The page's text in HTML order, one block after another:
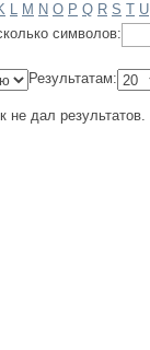
L M N O P Q R S T U
символов:
Результатам:
не дал результатов.